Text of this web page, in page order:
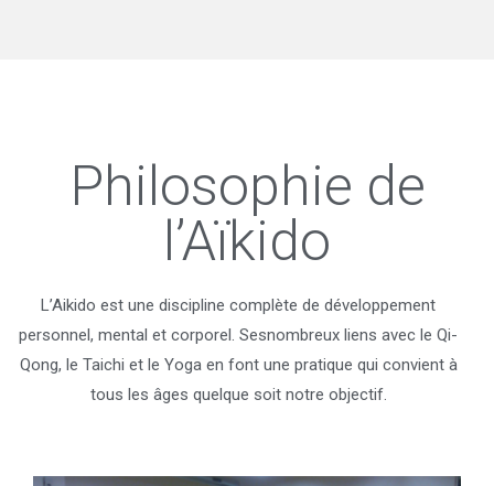
Philosophie de
l’Aïkido
L’Aikido est une discipline complète de développement
personnel, mental et corporel. Sesnombreux liens avec le Qi-
Qong, le Taichi et le Yoga en font une pratique qui convient à
tous les âges quelque soit notre objectif.